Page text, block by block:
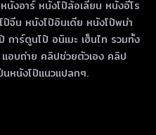
งอาร์ หนังโป๊ล้อเลียน หนังอีโร
จีน หนังโป๊อินเดีย หนังโป๊พม่า
การ์ตูนโป๊ อนิเมะ เฮ็นไท รวมทั้ง
บถ่าย คลิปช่วยตัวเอง คลิป
หนังโป๊แนวแปลกๆ.